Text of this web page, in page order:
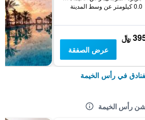
0.0 كيلومتر عن وسط المدينة
﷼
عرض الصفقة
في رأس الخيمة
رأس الخيمة